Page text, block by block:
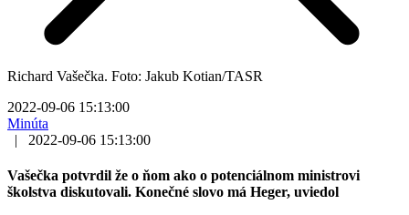
Richard Vašečka. Foto: Jakub Kotian/TASR
2022-09-06 15:13:00
Minúta
|
2022-09-06 15:13:00
Vašečka potvrdil že o ňom ako o potenciálnom ministrovi
školstva diskutovali. Konečné slovo má Heger, uviedol